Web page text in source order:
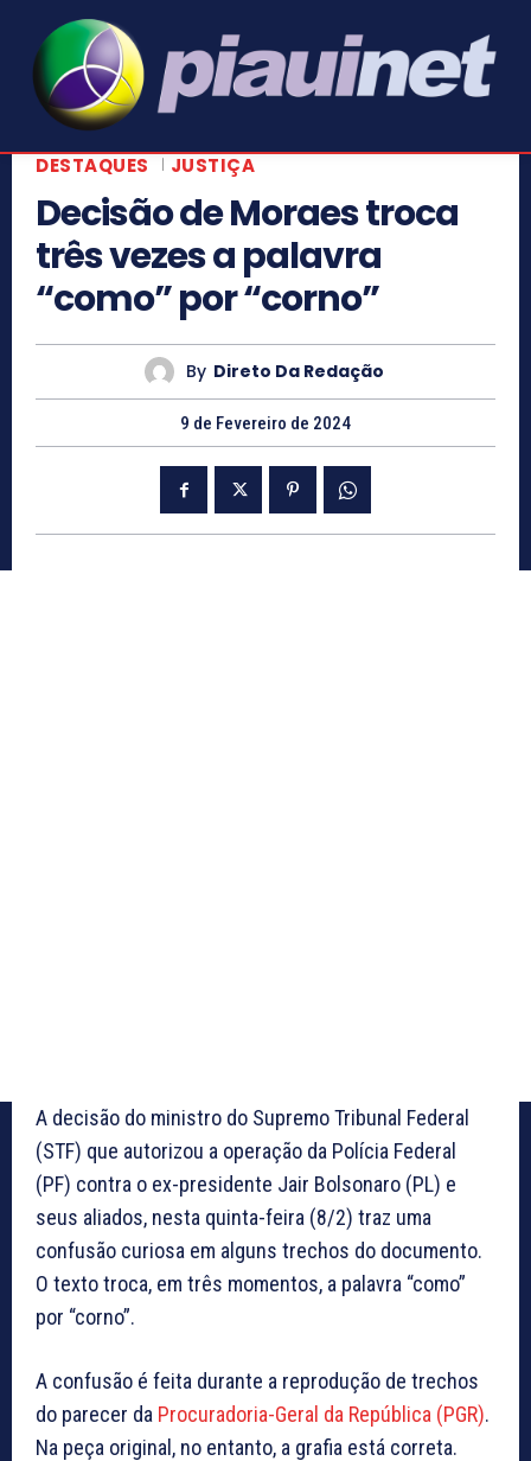
DESTAQUES JUSTIÇA
Decisão de Moraes troca
três vezes a palavra
“como” por “corno”
By Direto Da Redação
9 de Fevereiro de 2024
A decisão do ministro do Supremo Tribunal Federal
(STF) que autorizou a operação da Polícia Federal
(PF) contra o ex-presidente Jair Bolsonaro (PL) e
seus aliados, nesta quinta-feira (8/2) traz uma
confusão curiosa em alguns trechos do documento.
O texto troca, em três momentos, a palavra “como”
por “corno”.
A confusão é feita durante a reprodução de trechos
do parecer da Procuradoria-Geral da República (PGR).
Na peça original, no entanto, a grafia está correta.